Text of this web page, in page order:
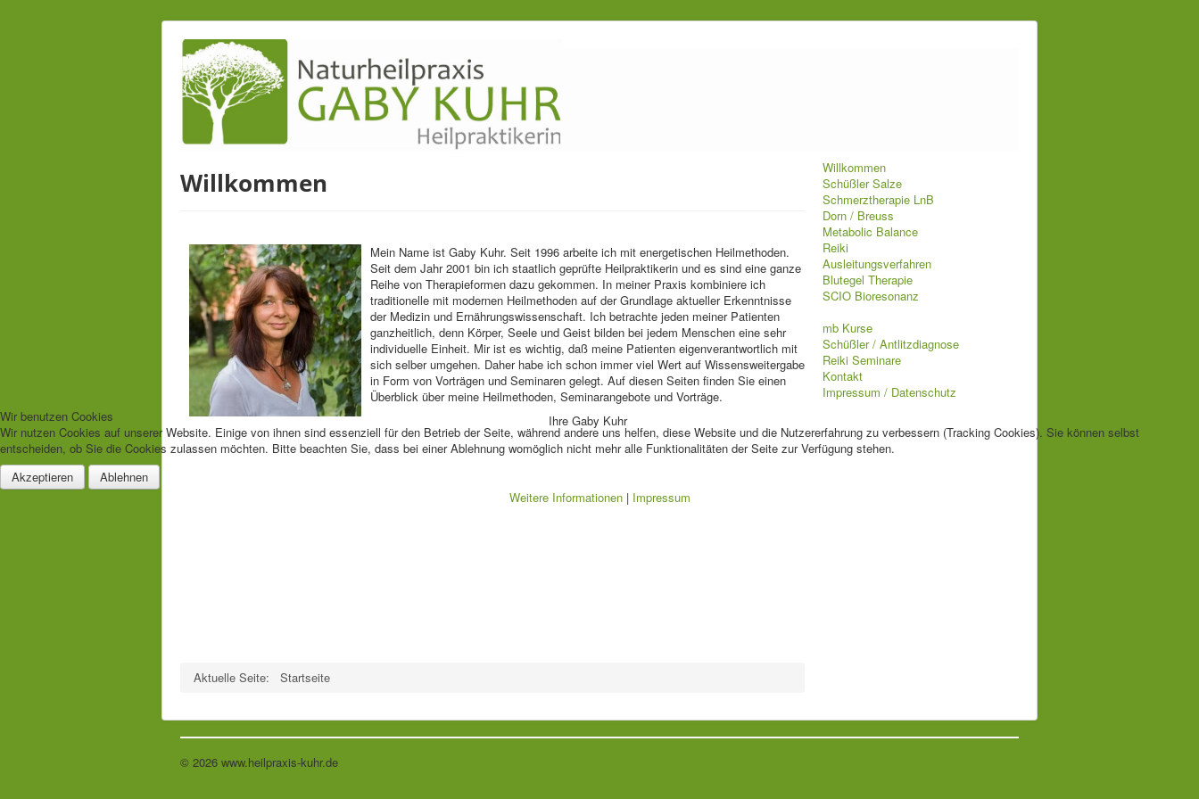
Willkommen
Mein Name ist Gaby Kuhr. Seit 1996 arbeite ich mit energetischen Heilmethoden.
Seit dem Jahr 2001 bin ich staatlich geprüfte Heilpraktikerin und es sind eine ganze
Reihe von Therapieformen dazu gekommen. In meiner Praxis kombiniere ich
traditionelle mit modernen Heilmethoden auf der Grundlage aktueller Erkenntnisse
der Medizin und Ernährungswissenschaft. Ich betrachte jeden meiner Patienten
ganzheitlich, denn Körper, Seele und Geist bilden bei jedem Menschen eine sehr
individuelle Einheit. Mir ist es wichtig, daß meine Patienten eigenverantwortlich mit
sich selber umgehen. Daher habe ich schon immer viel Wert auf Wissensweitergabe
in Form von Vorträgen und Seminaren gelegt. Auf diesen Seiten finden Sie einen
Überblick über meine Heilmethoden, Seminarangebote und Vorträge.
Ihre Gaby Kuhr
Aktuelle Seite: Startseite
Willkommen
Schüßler Salze
Schmerztherapie LnB
Dorn / Breuss
Metabolic Balance
Reiki
Ausleitungsverfahren
Blutegel Therapie
SCIO Bioresonanz
mb Kurse
Schüßler / Antlitzdiagnose
Reiki Seminare
Kontakt
Impressum / Datenschutz
© 2026 www.heilpraxis-kuhr.de
Wir benutzen Cookies
Wir nutzen Cookies auf unserer Website. Einige von ihnen sind essenziell für den Betrieb der Seite, während andere uns helfen, diese Website und die Nutzererfahrung zu verbessern (Tracking Cookies). Sie können selbst
entscheiden, ob Sie die Cookies zulassen möchten. Bitte beachten Sie, dass bei einer Ablehnung womöglich nicht mehr alle Funktionalitäten der Seite zur Verfügung stehen.
Akzeptieren
Ablehnen
Weitere Informationen| Impressum